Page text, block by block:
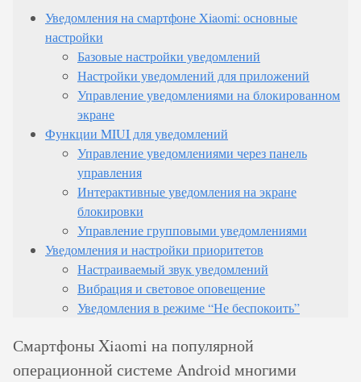
Уведомления на смартфоне Xiaomi: основные
настройки
Базовые настройки уведомлений
Настройки уведомлений для приложений
Управление уведомлениями на блокированном
экране
Функции MIUI для уведомлений
Управление уведомлениями через панель
управления
Интерактивные уведомления на экране
блокировки
Управление групповыми уведомлениями
Уведомления и настройки приоритетов
Настраиваемый звук уведомлений
Вибрация и световое оповещение
Уведомления в режиме “Не беспокоить”
Смартфоны Xiaomi на популярной
операционной системе Android многими